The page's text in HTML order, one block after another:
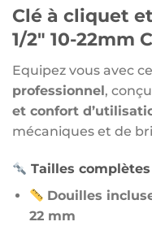
Clé à cliquet
1/2″ 10-22mm
Equipez vous avec ce
professionnel ,
et confort
mécaniques et de
Tailles complètes
Douilles incluses
22 mm